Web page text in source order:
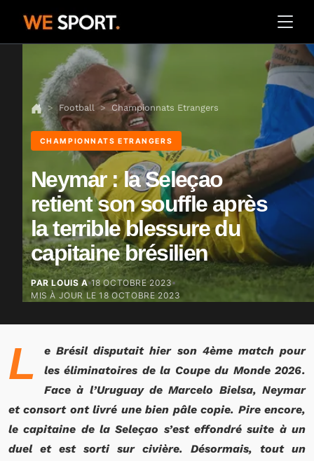
Football Championnats Etrangers
CHAMPIONNATS ETRANGERS
Neymar : la Seleçao
retient son souffle après
la terrible blessure du
capitaine brésilien
PAR LOUIS A 18 OCTOBRE 2023
MIS À JOUR LE18 OCTOBRE 2023
L
e Brésil disputait hier son 4ème match pour
les éliminatoires de la Coupe du Monde 2026.
Face à l’Uruguay de Marcelo Bielsa, Neymar
et consort ont livré une bien pâle copie. Pire encore,
le capitaine de la Seleçao s’est effondré suite à un
duel et est sorti sur civière. Désormais, tout un